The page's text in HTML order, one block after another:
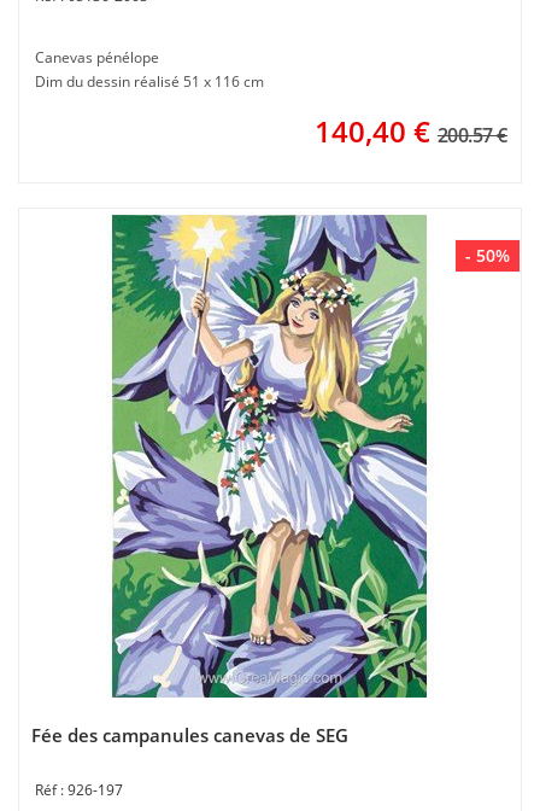
Canevas pénélope
Dim du dessin réalisé 51 x 116 cm
140,40 € 200.57 €
- 50%
Fée des campanules canevas de SEG
926-197